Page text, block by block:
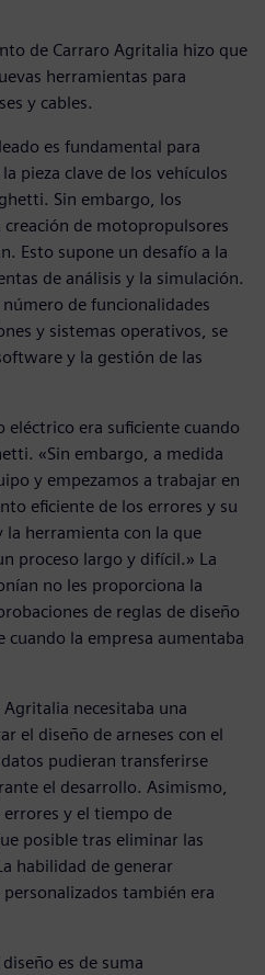
de Carraro Agritalia hizo que
herramientas para
y cables.
es fundamental para
pieza clave de los vehículos
Sin embargo, los
de motopropulsores
Esto supone un desafío a la
de análisis y la simulación.
de funcionalidades
y sistemas operativos, se
y la gestión de las
era suficiente cuando
«Sin embargo, a medida
y empezamos a trabajar en
eficiente de los errores y su
la herramienta con la que
proceso largo y difícil.» La
no les proporciona la
de reglas de diseño
cuando la empresa aumentaba
necesitaba una
el diseño de arneses con el
pudieran transferirse
el desarrollo. Asimismo,
y el tiempo de
posible tras eliminar las
habilidad de generar
también era
es de suma